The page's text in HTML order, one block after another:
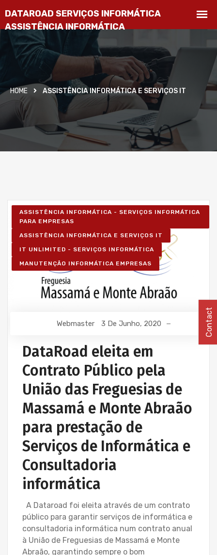
HOME ASSISTÊNCIA INFORMÁTICA E SERVIÇOS IT
ASSISTÊNCIA INFORMÁTICA - SERVIÇOS INFORMÁTICA
PARA EMPRESAS
ASSISTÊNCIA INFORMÁTICA E SERVIÇOS IT
IT UNLIMITED - SERVIÇOS INFORMÁTICA
MANUTENÇÃO INFORMÁTICA EMPRESAS
Webmaster 3 De Junho, 2020
DataRoad eleita em
Contrato Público pela
União das Freguesias de
Massamá e Monte Abraão
para prestação de
Serviços de Informática e
Consultadoria
informática
A Dataroad foi eleita através de um contrato
público para garantir serviços de informática e
consultadoria informática num contrato anual
à União de Freguesias de Massamá e Monte
Abraão, garantindo sempre o bom
Contact